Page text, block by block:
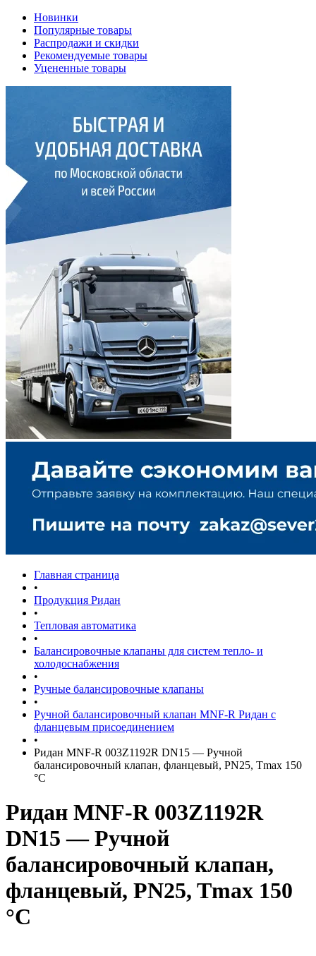
Новинки
Популярные товары
Распродажи и скидки
Рекомендуемые товары
Уцененные товары
Главная страница
•
Продукция Ридан
•
Тепловая автоматика
•
Балансировочные клапаны для систем тепло- и
холодоснабжения
•
Ручные балансировочные клапаны
•
Ручной балансировочный клапан MNF-R Ридан с
фланцевым присоединением
•
Ридан MNF-R 003Z1192R DN15 — Ручной
балансировочный клапан, фланцевый, PN25, Tmax 150
°C
Ридан MNF-R 003Z1192R
DN15 — Ручной
балансировочный клапан,
фланцевый, PN25, Tmax 150
°C